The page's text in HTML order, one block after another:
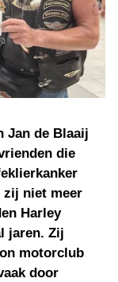
Jan de Blaaij
die
zij niet meer
Harley
jaren. Zij
motorclub
door